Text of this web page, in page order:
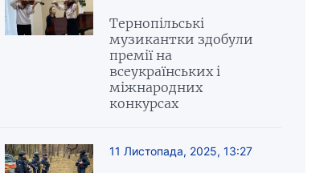
Тернопільські
музикантки здобули
премії на
всеукраїнських і
міжнародних
конкурсах
11 Листопада, 2025, 13:27